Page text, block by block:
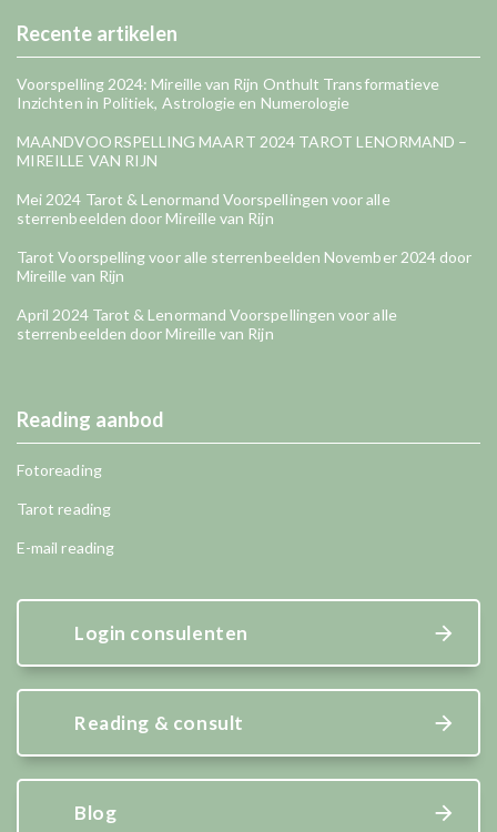
Recente artikelen
Voorspelling 2024: Mireille van Rijn Onthult Transformatieve
Inzichten in Politiek, Astrologie en Numerologie
MAANDVOORSPELLING MAART 2024 TAROT LENORMAND –
MIREILLE VAN RIJN
Mei 2024 Tarot & Lenormand Voorspellingen voor alle
sterrenbeelden door Mireille van Rijn
Tarot Voorspelling voor alle sterrenbeelden November 2024 door
Mireille van Rijn
April 2024 Tarot & Lenormand Voorspellingen voor alle
sterrenbeelden door Mireille van Rijn
Reading aanbod
Fotoreading
Tarot reading
E-mail reading
Login consulenten
Reading & consult
Blog